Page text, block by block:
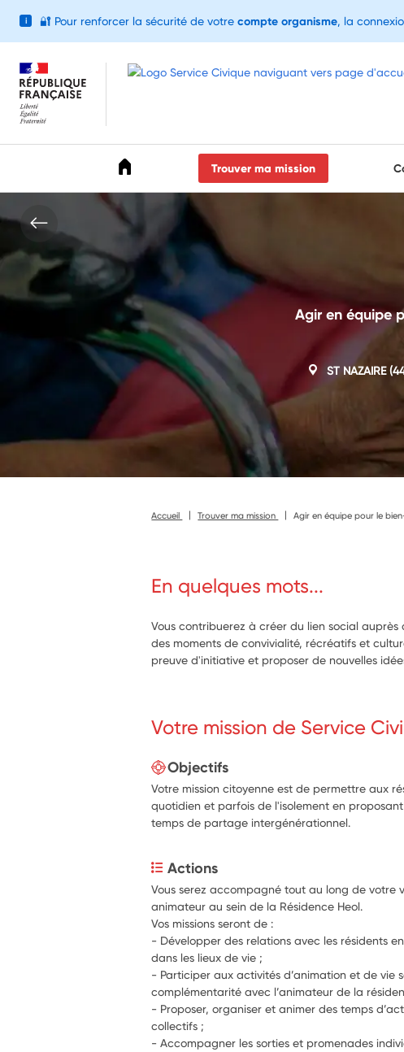
Trouver ma mission
Agir en équipe
ST NAZAIRE
Accueil Trouver ma mission Agir en équipe pour le
En quelques mots...
Vous contribuerez à créer du lien social auprès
des moments de convivialité, récréatifs et
preuve d'initiative et proposer de nouvelles
Votre mission de Service
Objectifs
Votre mission citoyenne est de permettre aux
quotidien et parfois de l'isolement en
temps de partage intergénérationnel.
Actions
Vous serez accompagné tout au long de votre
Vos missions seront de :
- Développer des relations avec les résidents
dans les lieux de vie ;
- Participer aux activités d’animation et de vie
complémentarité avec l’animateur de la
- Proposer, organiser et animer des temps
collectifs ;
- Accompagner les sorties et promenades
i 🔐 Pour renforcer la sécurité de votre compte organisme, la